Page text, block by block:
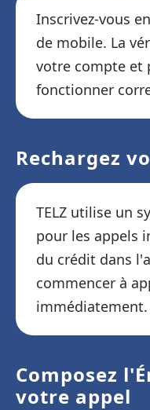
Inscrivez-vous
de mobile. La
votre compte et
fonctionner
Rechargez
TELZ utilise un
pour les appels
du crédit dans
commencer à
immédiatement.
Composez
votre appel